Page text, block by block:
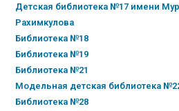
Детская библиотека №17 имени
Рахимкулова
Библиотека №18
Библиотека №19
Библиотека №21
Модельная детская библиотека
Библиотека №28